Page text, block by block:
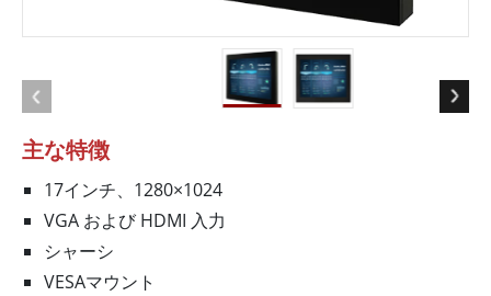
主な特徴
17インチ、1280×1024
VGA および HDMI 入力
シャーシ
VESAマウント